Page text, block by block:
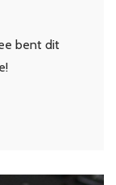
bent dit